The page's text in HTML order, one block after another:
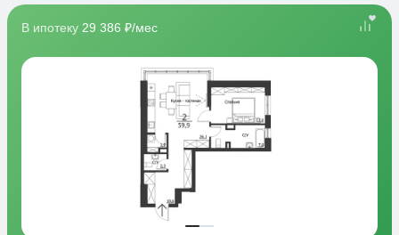
В ипотеку 29 386 ₽/мес